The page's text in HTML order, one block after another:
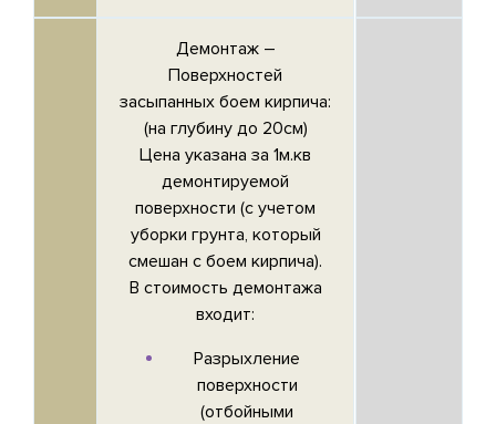
Демонтаж –
Поверхностей
засыпанных боем кирпича:
(на глубину до 20см)
Цена указана за 1м.кв
демонтируемой
поверхности (с учетом
уборки грунта, который
смешан с боем кирпича).
В стоимость демонтажа
входит:
Разрыхление
поверхности
(отбойными